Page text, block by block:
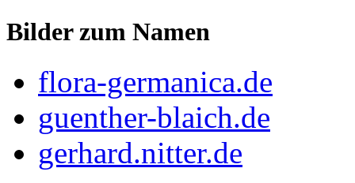
Bilder zum Namen
flora-germanica.de
guenther-blaich.de
gerhard.nitter.de